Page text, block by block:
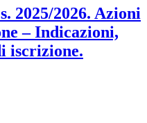
2025/2026. Azioni
– Indicazioni,
iscrizione.